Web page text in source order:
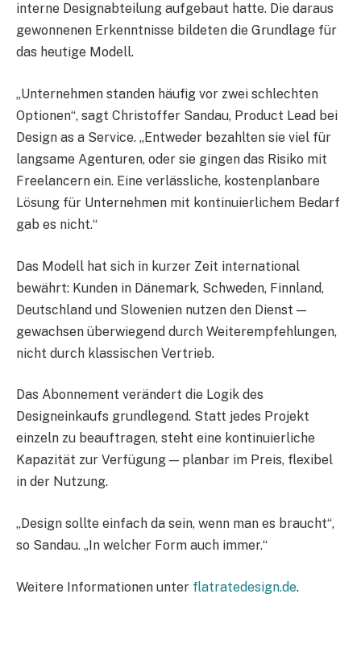
interne Designabteilung aufgebaut hatte. Die daraus
gewonnenen Erkenntnisse bildeten die Grundlage für
das heutige Modell.
„Unternehmen standen häufig vor zwei schlechten
Optionen“, sagt Christoffer Sandau, Product Lead bei
Design as a Service. „Entweder bezahlten sie viel für
langsame Agenturen, oder sie gingen das Risiko mit
Freelancern ein. Eine verlässliche, kostenplanbare
Lösung für Unternehmen mit kontinuierlichem Bedarf
gab es nicht.“
Das Modell hat sich in kurzer Zeit international
bewährt: Kunden in Dänemark, Schweden, Finnland,
Deutschland und Slowenien nutzen den Dienst —
gewachsen überwiegend durch Weiterempfehlungen,
nicht durch klassischen Vertrieb.
Das Abonnement verändert die Logik des
Designeinkaufs grundlegend. Statt jedes Projekt
einzeln zu beauftragen, steht eine kontinuierliche
Kapazität zur Verfügung — planbar im Preis, flexibel
in der Nutzung.
„Design sollte einfach da sein, wenn man es braucht“,
so Sandau. „In welcher Form auch immer.“
Weitere Informationen unter flatratedesign.de.